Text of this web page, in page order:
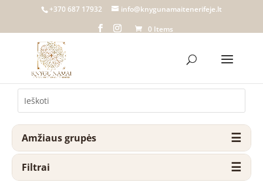
+370 687 17932
info@knygunamaitenerifeje.lt
0 Items
Amžiaus grupės
Filtrai